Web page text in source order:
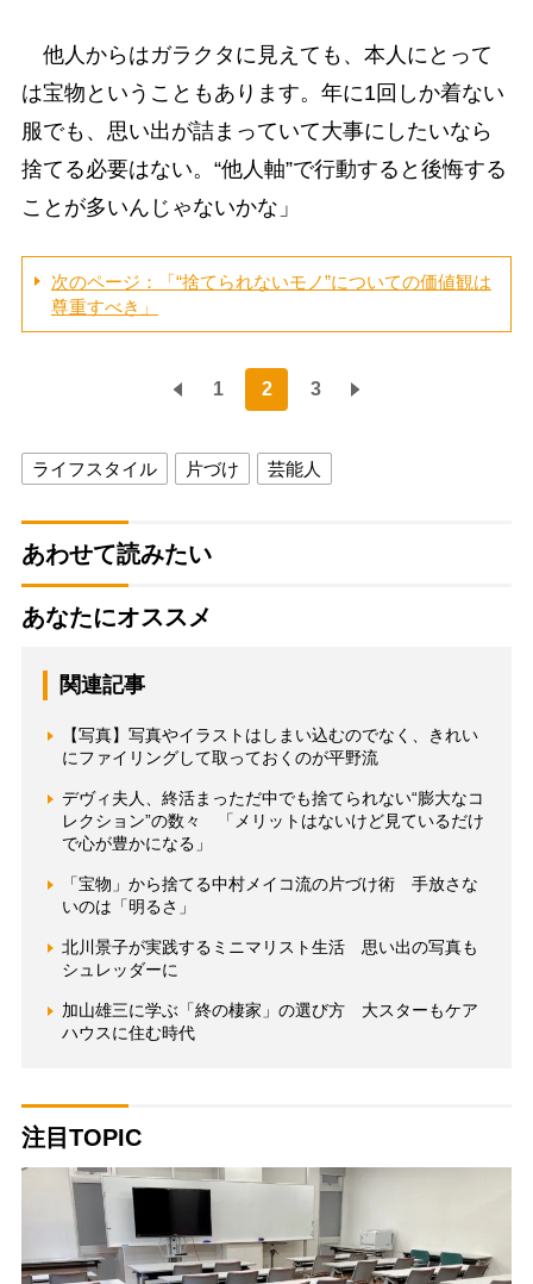
他人からはガラクタに見えても、本人にとって
は宝物ということもあります。年に1回しか着ない
服でも、思い出が詰まっていて大事にしたいなら
捨てる必要はない。“他人軸”で行動すると後悔する
ことが多いんじゃないかな」
次のページ：「“捨てられないモノ”についての価値観は
尊重すべき」
1 2 3
ライフスタイル 片づけ 芸能人
あわせて読みたい
あなたにオススメ
関連記事
【写真】写真やイラストはしまい込むのでなく、きれい
にファイリングして取っておくのが平野流
デヴィ夫人、終活まっただ中でも捨てられない“膨大なコ
レクション”の数々 「メリットはないけど見ているだけ
で心が豊かになる」
「宝物」から捨てる中村メイコ流の片づけ術 手放さな
いのは「明るさ」
北川景子が実践するミニマリスト生活 思い出の写真も
シュレッダーに
加山雄三に学ぶ「終の棲家」の選び方 大スターもケア
ハウスに住む時代
注目TOPIC